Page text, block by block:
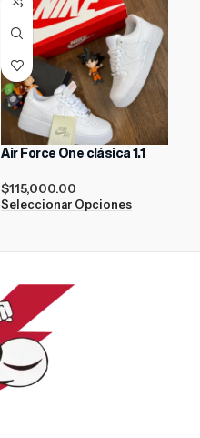
Air Force One clásica 1.1
$115,000.00
Seleccionar Opciones